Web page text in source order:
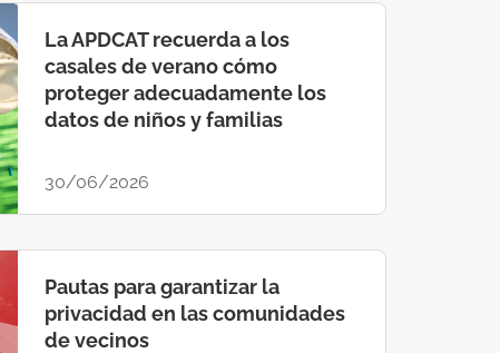
La APDCAT recuerda a los
casales de verano cómo
proteger adecuadamente los
datos de niños y familias
30/06/2026
Pautas para garantizar la
privacidad en las comunidades
de vecinos